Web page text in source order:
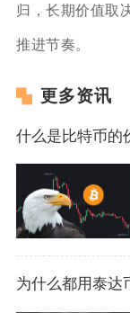
归，长期价值取
推进节奏。
更多资讯
什么是比特币的
为什么都用泰达